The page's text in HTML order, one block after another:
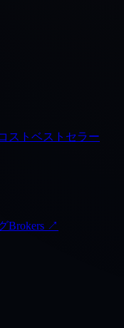
スト ベストセラー
Brokers ↗